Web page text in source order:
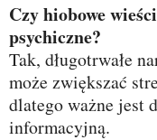
Czy hiobowe wieści mają wpływ na zdrowie
psychiczne?
Tak, długotrwałe
może zwiększać
dlatego ważne jest
informacyjną.